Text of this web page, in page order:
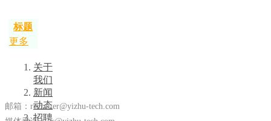
标题
更多
关于
我们
新闻
动态
招聘
邮箱：recruiter@yizhu-tech.com